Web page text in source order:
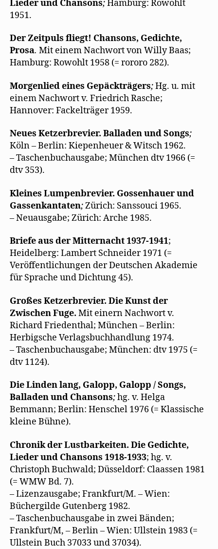
Lieder und Chansons;Hamburg: Rowohlt
1951.
Der Zeitpuls fliegt! Chansons, Gedichte,
Prosa. Mit einem Nachwort von Willy Baas;
Hamburg: Rowohlt 1958 (= rororo 282).
Morgenlied eines Gepäckträgers;Hg. u. mit
einem Nachwort v. Friedrich Rasche;
Hannover: Fackelträger 1959.
Neues Ketzerbrevier. Balladen und Songs;
Köln – Berlin: Kiepenheuer & Witsch 1962.
– Taschenbuchausgabe; München dtv 1966 (=
dtv 353).
Kleines Lumpenbrevier. Gossenhauer und
Gassenkantaten;Zürich: Sanssouci 1965.
– Neuausgabe; Zürich: Arche 1985.
Briefe aus der Mitternacht 1937-1941;
Heidelberg: Lambert Schneider 1971 (=
Veröffentlichungen der Deutschen Akademie
für Sprache und Dichtung 45).
Großes Ketzerbrevier. Die Kunst der
Zwischen Fuge. Mit einern Nachwort v.
Richard Friedenthal; München – Berlin:
Herbigsche Verlagsbuchhandlung 1974.
– Taschenbuchausgabe; München: dtv 1975 (=
dtv 1124).
Die Linden lang, Galopp, Galopp / Songs,
Balladen und Chansons;hg. v. Helga
Bemmann; Berlin: Henschel 1976 (= Klassische
kleine Bühne).
Chronik der Lustbarkeiten. Die Gedichte,
Lieder und Chansons 1918-1933; hg. v.
Christoph Buchwald; Düsseldorf: Claassen 1981
(= WMW Bd. 7).
– Lizenzausgabe; Frankfurt/M. – Wien:
Büchergilde Gutenberg 1982.
– Taschenbuchausgabe in zwei Bänden;
Frankfurt/M, – Berlin – Wien: Ullstein 1983 (=
Ullstein Buch 37033 und 37034).